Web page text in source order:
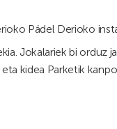
Pádel Derioko
Jokalariek bi orduz
kidea Parketik